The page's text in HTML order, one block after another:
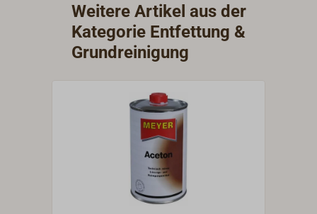
Weitere Artikel aus der
Kategorie Entfettung &
Grundreinigung